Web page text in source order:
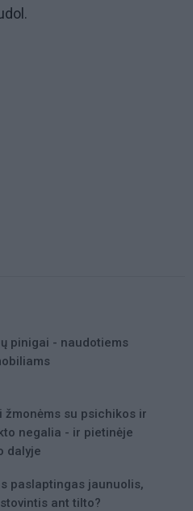
pinigai - naudotiems
žmonėms su psichikos ir
negalia - ir pietinėje
dalyje
paslaptingas jaunuolis,
ant tilto?